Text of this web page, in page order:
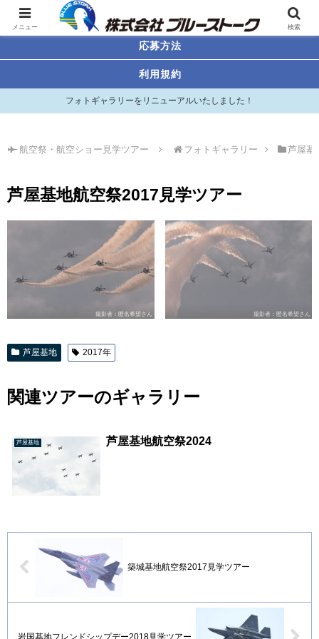
航空祭・航空ショー見学ツアー
応募方法
利用規約
フォトギャラリーをリニューアルいたしました！
航空祭・航空ショー見学ツアー フォトギャラリー 芦屋基
芦屋基地航空祭2017見学ツアー
撮影者：匿名希望さん 撮影者：匿名希望さん
芦屋基地 2017年
関連ツアーのギャラリー
芦屋基地 芦屋基地航空祭2024
築城基地航空祭2017見学ツアー
岩国基地フレンドシップデー2018見学ツアー
メニュー 検索